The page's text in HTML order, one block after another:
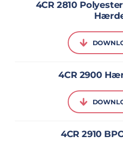
4CR 2810
4CR 2900
4CR 2910